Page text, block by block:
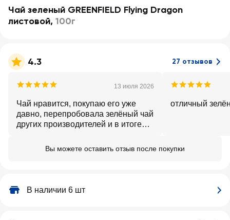
Чай зеленый GREENFIELD Flying Dragon
листовой, 100г
4.3 27 отзывов
13 июля 2026
Чай нравится, покупаю его уже
давно, перепробовала зелёный чай
других производителей и в итоге
отличный
Вы можете оставить отзыв после покупки
В наличии 6 шт